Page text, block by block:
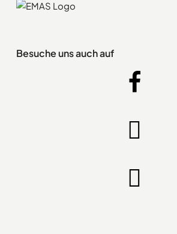
Besuche uns auch auf